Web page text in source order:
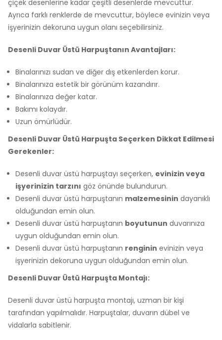
çiçek desenlerine kadar çeşitli desenlerde mevcuttur.
Ayrıca farklı renklerde de mevcuttur, böylece evinizin veya
işyerinizin dekoruna uygun olanı seçebilirsiniz.
Desenli Duvar Üstü Harpuştanın Avantajları:
Binalarınızı sudan ve diğer dış etkenlerden korur.
Binalarınıza estetik bir görünüm kazandırır.
Binalarınıza değer katar.
Bakımı kolaydır.
Uzun ömürlüdür.
Desenli Duvar Üstü Harpuşta Seçerken Dikkat Edilmesi
Gerekenler:
Desenli duvar üstü harpuştayı seçerken, evinizin veya
işyerinizin tarzını göz önünde bulundurun.
Desenli duvar üstü harpuştanın malzemesinin dayanıklı
olduğundan emin olun.
Desenli duvar üstü harpuştanın boyutunun duvarınıza
uygun olduğundan emin olun.
Desenli duvar üstü harpuştanın renginin evinizin veya
işyerinizin dekoruna uygun olduğundan emin olun.
Desenli Duvar Üstü Harpuşta Montajı:
Desenli duvar üstü harpuşta montajı, uzman bir kişi
tarafından yapılmalıdır. Harpuştalar, duvarın dübel ve
vidalarla sabitlenir.